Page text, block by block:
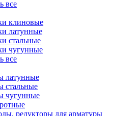
все
клиновые
латунные
стальные
чугунные
все
латунные
стальные
чугунные
редукторы для арматуры